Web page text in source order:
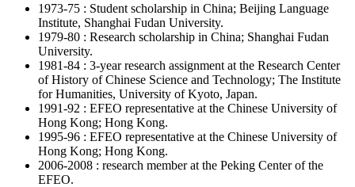
1973-75 : Student scholarship in China; Beijing Language
Institute, Shanghai Fudan University.
1979-80 : Research scholarship in China; Shanghai Fudan
University.
1981-84 : 3-year research assignment at the Research Center
of History of Chinese Science and Technology; The Institute
for Humanities, University of Kyoto, Japan.
1991-92 : EFEO representative at the Chinese University of
Hong Kong; Hong Kong.
1995-96 : EFEO representative at the Chinese University of
Hong Kong; Hong Kong.
2006-2008 : research member at the Peking Center of the
EFEO.